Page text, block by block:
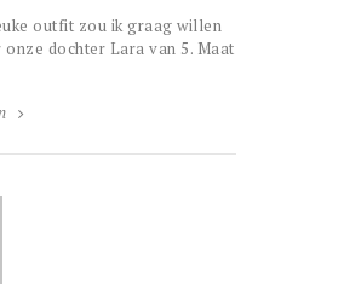
outfit zou ik graag willen
dochter Lara van 5. Maat